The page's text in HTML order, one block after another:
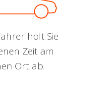
holt Sie
Zeit am
Ort ab.